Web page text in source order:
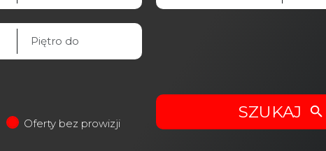
Oferty bez prowizji
SZUKAJ